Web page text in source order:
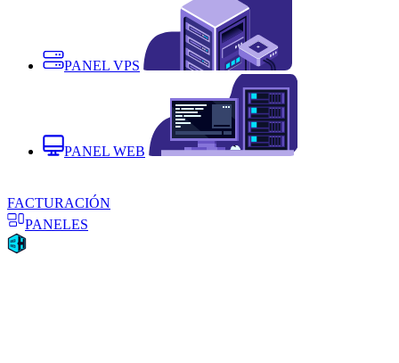
PANEL VPS
PANEL WEB
FACTURACIÓN
PANELES